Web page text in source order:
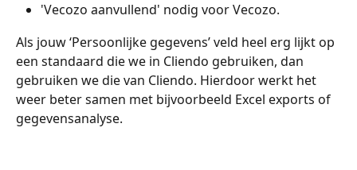
'Vecozo aanvullend' nodig voor Vecozo.
Als jouw ‘Persoonlijke gegevens’ veld heel erg lijkt op
een standaard die we in Cliendo gebruiken, dan
gebruiken we die van Cliendo. Hierdoor werkt het
weer beter samen met bijvoorbeeld Excel exports of
gegevensanalyse.